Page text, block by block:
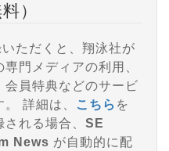
）
ただくと、翔泳社が
門メディアの利用、
会員特典などのサービ
スを受けることができます。 詳細は、
こちら を
れる場合、 SE
News が自動的に配